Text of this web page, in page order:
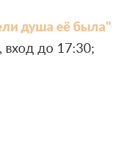
душа её была"
вход до 17:30;